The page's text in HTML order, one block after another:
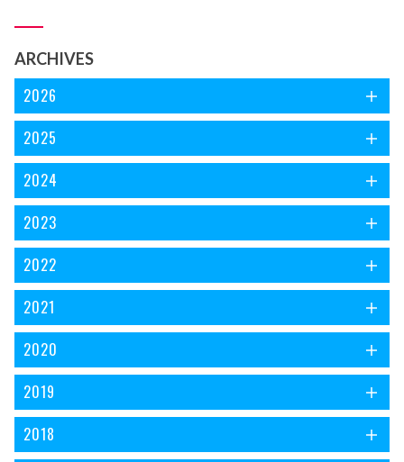
ARCHIVES
2026
2025
2024
2023
2022
2021
2020
2019
2018